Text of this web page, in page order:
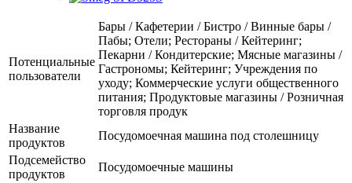
Потенциальные
пользователи
Бары / Кафетерии / Бистро / Винные бары /
Пабы; Отели; Рестораны / Кейтеринг;
Пекарни / Кондитерские; Мясные магазины /
Гастрономы; Кейтеринг; Учреждения по
уходу; Коммерческие услуги общественного
питания; Продуктовые магазины / Розничная
торговля продук
Название
продуктов
Посудомоечная машина под столешницу
Подсемейство
продуктов
Посудомоечные машины